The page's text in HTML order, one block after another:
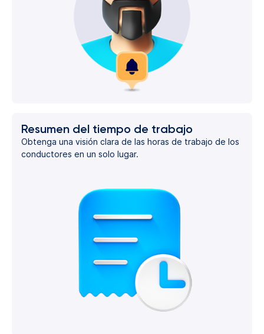
Resumen del tiempo de trabajo
Obtenga una visión clara de las horas de trabajo de los
conductores en un solo lugar.